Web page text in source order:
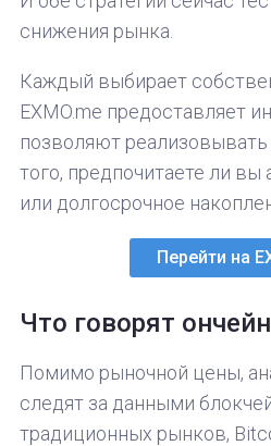
снижения рынка.
Каждый выбирает
EXMO.me предоставляет
позволяют
того, предпочитаете ли
или долгосрочное
Перейти на
Что говорят
Помимо рыночной цены,
следят за данными
традиционных рынков,